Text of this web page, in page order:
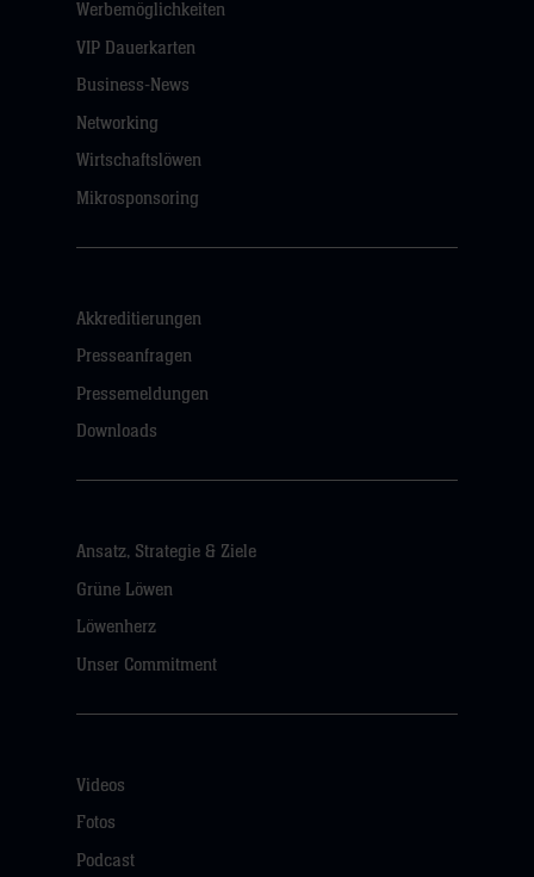
Werbemöglichkeiten
VIP Dauerkarten
Business-News
Networking
Wirtschaftslöwen
Mikrosponsoring
Akkreditierungen
Presseanfragen
Pressemeldungen
Downloads
Ansatz, Strategie & Ziele
Grüne Löwen
Löwenherz
Unser Commitment
Videos
Fotos
Podcast